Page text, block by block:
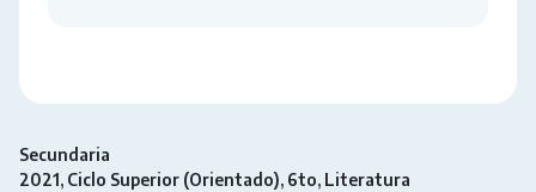
Secundaria
2021 Ciclo Superior (Orientado) 6to Literatura